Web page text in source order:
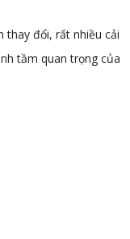
thay đổi, rất nhiều cải
tầm quan trọng của